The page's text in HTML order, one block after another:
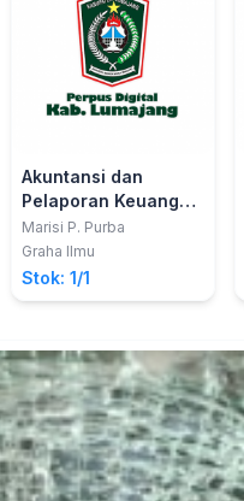
Akuntansi dan
Pelaporan Keuangan
Imbalan Kerja;
Panduan Penerapan
PSAK 24 (Revisi
2010) Tentang
Marisi P. Purba
Graha Ilmu
Stok: 1/1